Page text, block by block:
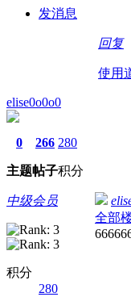
发消息
回复
使用
elise0o0o0
0
主题
266
帖子
280
积分
中级会员
积分
280
全部